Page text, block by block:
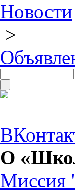
Новости
>
О
Миссия